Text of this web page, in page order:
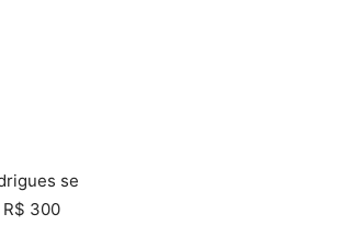
se
300